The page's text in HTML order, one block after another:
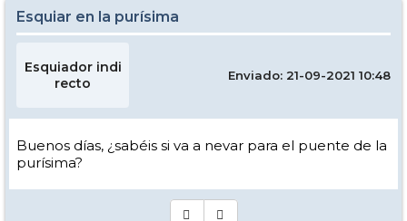
Esquiar en la purísima
Esquiador indi
recto
Enviado: 21-09-2021 10:48
Buenos días, ¿sabéis si va a nevar para el puente de la
purísima?